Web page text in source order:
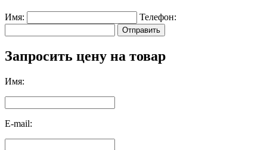
Имя: Телефон:
Отправить
Запросить цену на товар
Имя:
E-mail: